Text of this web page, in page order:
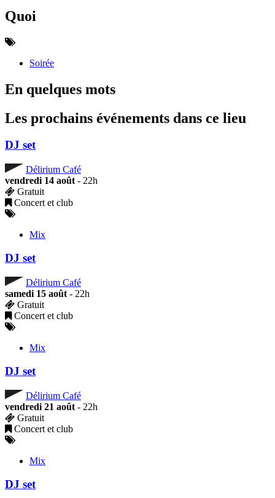
Quoi
Soirée
En quelques mots
Les prochains événements dans ce lieu
DJ set
Délirium Café
vendredi 14 août - 22h
Gratuit
Concert et club
Mix
DJ set
Délirium Café
samedi 15 août - 22h
Gratuit
Concert et club
Mix
DJ set
Délirium Café
vendredi 21 août - 22h
Gratuit
Concert et club
Mix
DJ set